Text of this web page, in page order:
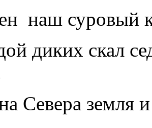
наш суровый
диких скал
Севера земля